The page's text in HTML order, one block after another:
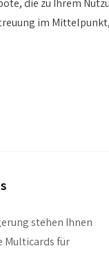
die zu Ihrem
im
stehen Ihnen
Multicards für